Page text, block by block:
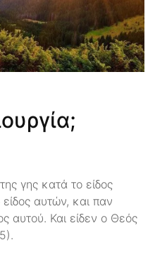
γης κατά το είδος
αυτών, και παν
αυτού. Και είδεν ο Θεός